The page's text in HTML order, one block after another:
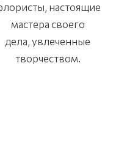
настоящие
мастера своего
дела, увлеченные
творчеством.